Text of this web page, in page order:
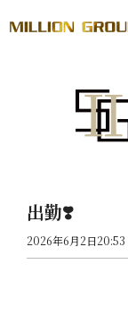
出勤❣️
2026年6月2日20:53